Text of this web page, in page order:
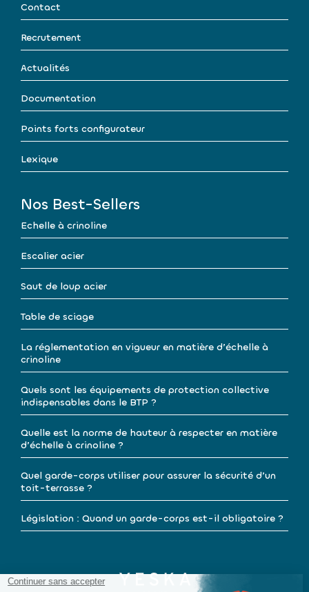
Contact
Recrutement
Actualités
Documentation
Points forts configurateur
Lexique
Nos Best-Sellers
Echelle à crinoline
Escalier acier
Saut de loup acier
Table de sciage
La réglementation en vigueur en matière d’échelle à
crinoline
Quels sont les équipements de protection collective
indispensables dans le BTP ?
Quelle est la norme de hauteur à respecter en matière
d’échelle à crinoline ?
Quel garde-corps utiliser pour assurer la sécurité d’un
toit-terrasse ?
Législation : Quand un garde-corps est-il obligatoire ?